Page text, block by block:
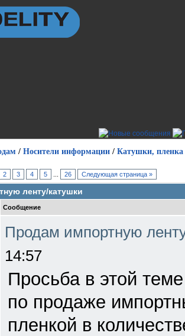
/ Носители информации / Катушки, пленка
2 3 4 5 26 Следующая страница »
ленту/катушки
Сообщение
Продам импортную
14:57
Просьба в этой
по продаже
пленкой в